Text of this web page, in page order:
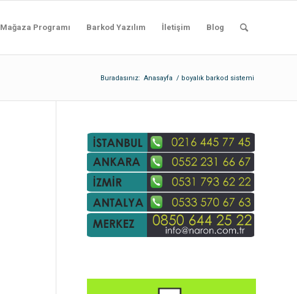
Mağaza Programı Barkod Yazılım İletişim Blog
Buradasınız: Anasayfa / boyalık barkod sistemi